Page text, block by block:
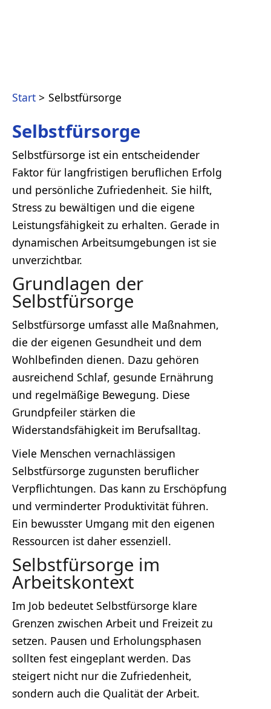
Start Selbstfürsorge
Selbstfürsorge
Selbstfürsorge ist ein entscheidender
Faktor für langfristigen beruflichen Erfolg
und persönliche Zufriedenheit. Sie hilft,
Stress zu bewältigen und die eigene
Leistungsfähigkeit zu erhalten. Gerade in
dynamischen Arbeitsumgebungen ist sie
unverzichtbar.
Grundlagen der
Selbstfürsorge
Selbstfürsorge umfasst alle Maßnahmen,
die der eigenen Gesundheit und dem
Wohlbefinden dienen. Dazu gehören
ausreichend Schlaf, gesunde Ernährung
und regelmäßige Bewegung. Diese
Grundpfeiler stärken die
Widerstandsfähigkeit im Berufsalltag.
Viele Menschen vernachlässigen
Selbstfürsorge zugunsten beruflicher
Verpflichtungen. Das kann zu Erschöpfung
und verminderter Produktivität führen.
Ein bewusster Umgang mit den eigenen
Ressourcen ist daher essenziell.
Selbstfürsorge im
Arbeitskontext
Im Job bedeutet Selbstfürsorge klare
Grenzen zwischen Arbeit und Freizeit zu
setzen. Pausen und Erholungsphasen
sollten fest eingeplant werden. Das
steigert nicht nur die Zufriedenheit,
sondern auch die Qualität der Arbeit.